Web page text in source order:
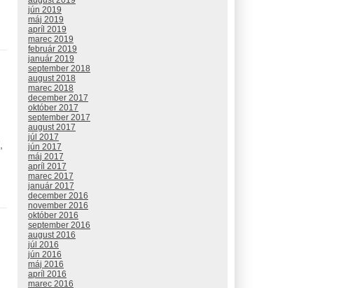
jún 2019
máj 2019
apríl 2019
marec 2019
február 2019
január 2019
september 2018
august 2018
marec 2018
december 2017
október 2017
september 2017
august 2017
júl 2017
jún 2017
máj 2017
apríl 2017
marec 2017
január 2017
december 2016
november 2016
október 2016
september 2016
august 2016
júl 2016
jún 2016
máj 2016
apríl 2016
marec 2016